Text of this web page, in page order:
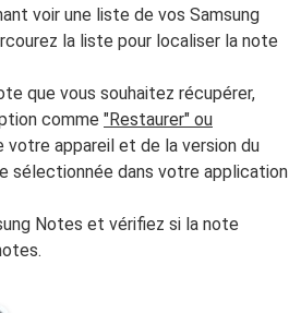
voir une liste de vos Samsung
la liste pour localiser la note
que vous souhaitez récupérer,
comme "Restaurer" ou
appareil et de la version du
sélectionnée dans votre application
Notes et vérifiez si la note